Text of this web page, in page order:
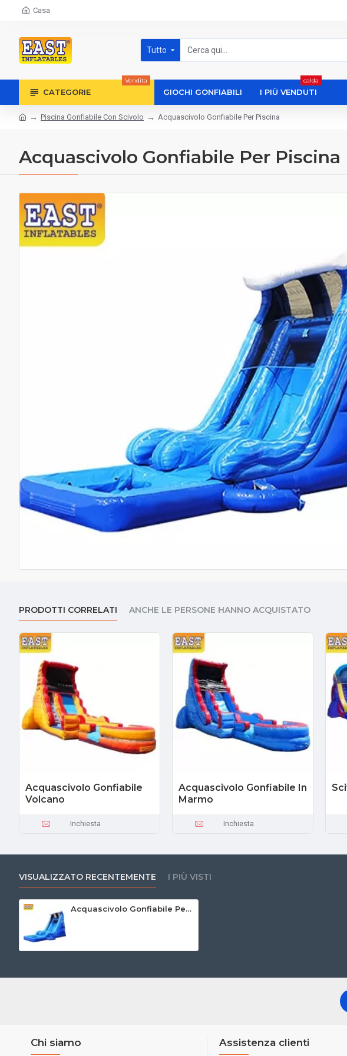
Casa
Tutto
CATEGORIE
Vendita
GIOCHI GONFIABILI I PIÙ VENDUTI
calda
Piscina Gonfiabile Con Scivolo Acquascivolo Gonfiabile Per Piscina
Acquascivolo Gonfiabile Per Piscina
PRODOTTI CORRELATI ANCHE LE PERSONE HANNO ACQUISTATO
Acquascivolo Gonfiabile
Volcano
Inchiesta
Acquascivolo Gonfiabile In
Marmo
Inchiesta
VISUALIZZATO RECENTEMENTE I PIÙ VISTI
Acquascivolo Gonfiabile Per Piscina
Chi siamo Assistenza clienti